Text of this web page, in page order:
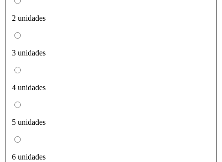
2 unidades
3 unidades
4 unidades
5 unidades
6 unidades